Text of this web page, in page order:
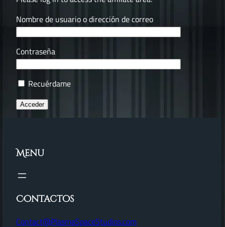
Nombre de usuario o dirección de correo
Contraseña
Recuérdame
Menu
Contactos
Contact@PlasmaSpaceStudios.com